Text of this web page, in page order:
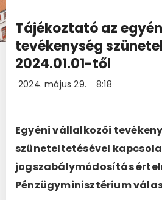
Tájékoztató az
tevékenység
2024.01.01-től
2024. május 29. 8:18
Egyéni vállalkozói
szüneteltetésével
jogszabálymódosítás
Pénzügyminisztérium